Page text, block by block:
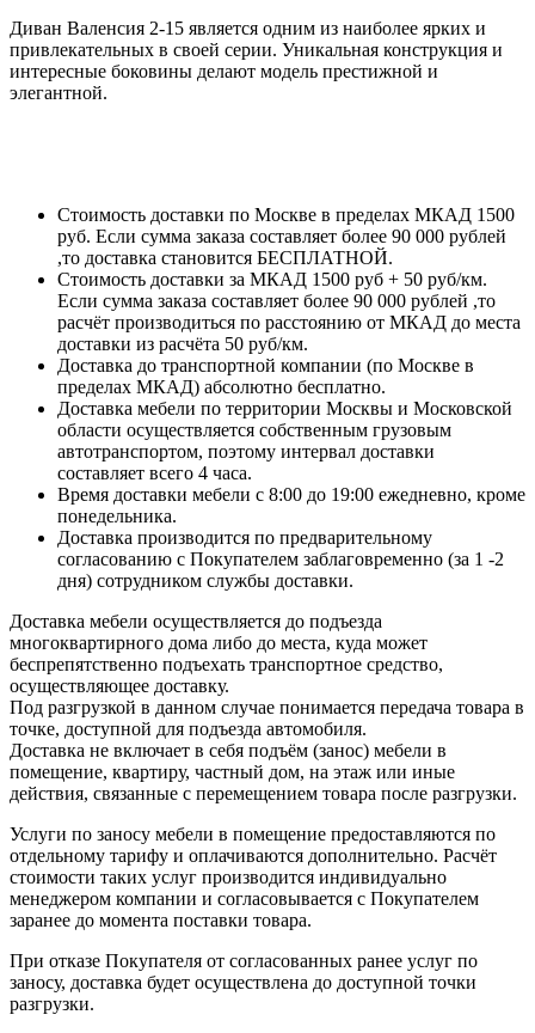
Диван Валенсия 2-15 является одним из наиболее ярких и
привлекательных в своей серии. Уникальная конструкция и
интересные боковины делают модель престижной и
элегантной.
Стоимость доставки по Москве в пределах МКАД 1500
руб. Если сумма заказа составляет более 90 000 рублей
,то доставка становится БЕСПЛАТНОЙ.
Стоимость доставки за МКАД 1500 руб + 50 руб/км.
Если сумма заказа составляет более 90 000 рублей ,то
расчёт производиться по расстоянию от МКАД до места
доставки из расчёта 50 руб/км.
Доставка до транспортной компании (по Москве в
пределах МКАД) абсолютно бесплатно.
Доставка мебели по территории Москвы и Московской
области осуществляется собственным грузовым
автотранспортом, поэтому интервал доставки
составляет всего 4 часа.
Время доставки мебели с 8:00 до 19:00 ежедневно, кроме
понедельника.
Доставка производится по предварительному
согласованию с Покупателем заблаговременно (за 1 -2
дня) сотрудником службы доставки.
Доставка мебели осуществляется до подъезда
многоквартирного дома либо до места, куда может
беспрепятственно подъехать транспортное средство,
осуществляющее доставку.
Под разгрузкой в данном случае понимается передача товара в
точке, доступной для подъезда автомобиля.
Доставка не включает в себя подъём (занос) мебели в
помещение, квартиру, частный дом, на этаж или иные
действия, связанные с перемещением товара после разгрузки.
Услуги по заносу мебели в помещение предоставляются по
отдельному тарифу и оплачиваются дополнительно. Расчёт
стоимости таких услуг производится индивидуально
менеджером компании и согласовывается с Покупателем
заранее до момента поставки товара.
При отказе Покупателя от согласованных ранее услуг по
заносу, доставка будет осуществлена до доступной точки
разгрузки.